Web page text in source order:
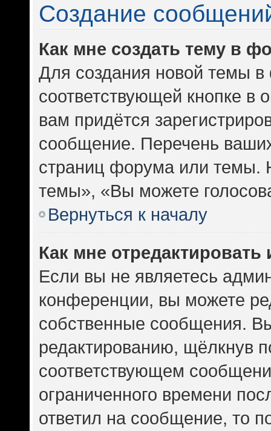
Создание
Как мне создать тему в
Для создания новой темы
соответствующей кнопке
вам придётся
сообщение. Перечень
страниц форума или темы.
темы», «Вы можете
Вернуться к началу
Как мне
Если вы не являетесь
конференции, вы можете
собственные сообщения.
редактированию, щёлкнув
соответствующем
ограниченного времени
ответил на сообщение, то